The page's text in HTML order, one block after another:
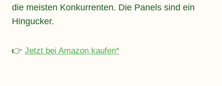
die meisten Konkurrenten. Die Panels sind ein
Hingucker.
👉 Jetzt bei Amazon kaufen*